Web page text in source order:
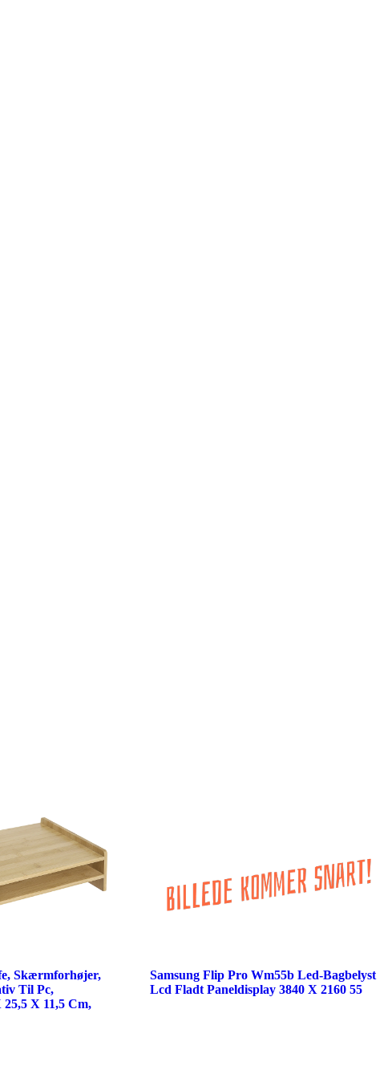
Skærmforhøjer,
Til Pc,
X 11,5 Cm,
Samsung Flip Pro Wm55b Led-Bagbelyst
Lcd Fladt Paneldisplay 3840 X 2160 55